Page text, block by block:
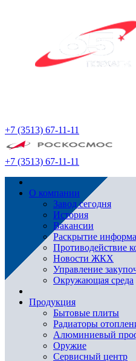
+7 (3513) 67-11-11
+7 (3513) 67-11-11
О компании
Завод сегодня
История
Вакансии
Раскрытие
Противодействие
Новости ЖКХ
Управление
Окружающая среда
Продукция
Бытовые плиты
Радиаторы
Алюминиевый
Оружие
Сервисный центр